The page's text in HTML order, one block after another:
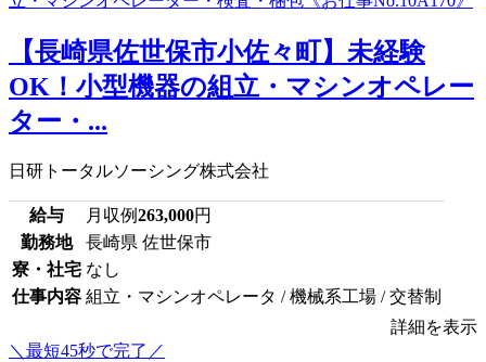
【長崎県佐世保市小佐々町】未経験
OK！小型機器の組立・マシンオペレー
ター・...
日研トータルソーシング株式会社
給与 月収例263,000円
勤務地
長崎県 佐世保市
寮・社宅 なし
仕事内容 組立・マシンオペレータ / 機械系工場 / 交替制
詳細を表示
＼最短45秒で完了／